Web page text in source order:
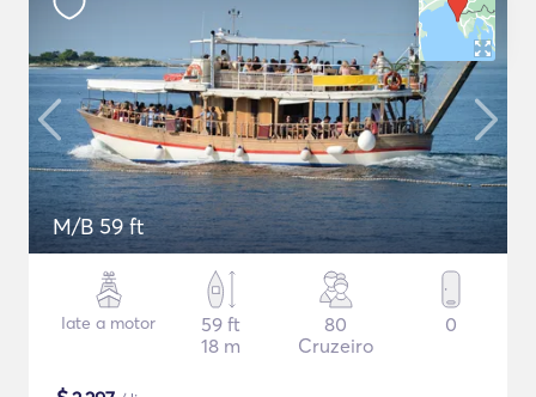
M/B 59 ft
Iate a motor
59 ft
18 m
80
Cruzeiro
0